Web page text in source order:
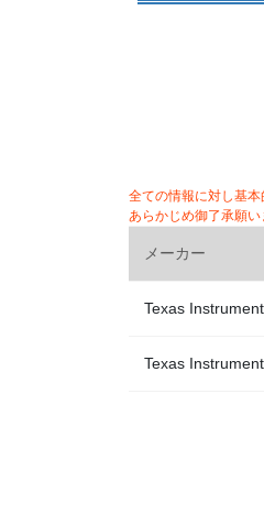
全ての情報に対し基本
あらかじめ御了承願い
メーカー
Texas
Texas